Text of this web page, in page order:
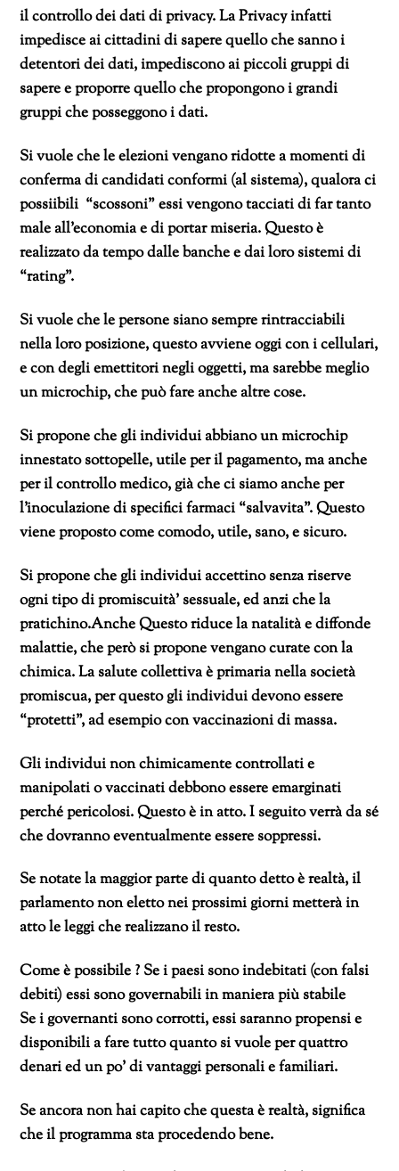
il controllo dei dati di privacy. La Privacy infatti
impedisce ai cittadini di sapere quello che sanno i
detentori dei dati, impediscono ai piccoli gruppi di
sapere e proporre quello che propongono i grandi
gruppi che posseggono i dati.
Si vuole che le elezioni vengano ridotte a momenti di
conferma di candidati conformi (al sistema), qualora ci
possiibili “scossoni” essi vengono tacciati di far tanto
male all’economia e di portar miseria. Questo è
realizzato da tempo dalle banche e dai loro sistemi di
“rating”.
Si vuole che le persone siano sempre rintracciabili
nella loro posizione, questo avviene oggi con i cellulari,
e con degli emettitori negli oggetti, ma sarebbe meglio
un microchip, che può fare anche altre cose.
Si propone che gli individui abbiano un microchip
innestato sottopelle, utile per il pagamento, ma anche
per il controllo medico, già che ci siamo anche per
l’inoculazione di specifici farmaci “salvavita”. Questo
viene proposto come comodo, utile, sano, e sicuro.
Si propone che gli individui accettino senza riserve
ogni tipo di promiscuità’ sessuale, ed anzi che la
pratichino.Anche Questo riduce la natalità e diffonde
malattie, che però si propone vengano curate con la
chimica. La salute collettiva è primaria nella società
promiscua, per questo gli individui devono essere
“protetti”, ad esempio con vaccinazioni di massa.
Gli individui non chimicamente controllati e
manipolati o vaccinati debbono essere emarginati
perché pericolosi. Questo è in atto. I seguito verrà da sé
che dovranno eventualmente essere soppressi.
Se notate la maggior parte di quanto detto è realtà, il
parlamento non eletto nei prossimi giorni metterà in
atto le leggi che realizzano il resto.
Come è possibile ? Se i paesi sono indebitati (con falsi
debiti) essi sono governabili in maniera più stabile
Se i governanti sono corrotti, essi saranno propensi e
disponibili a fare tutto quanto si vuole per quattro
denari ed un po’ di vantaggi personali e familiari.
Se ancora non hai capito che questa è realtà, significa
che il programma sta procedendo bene.